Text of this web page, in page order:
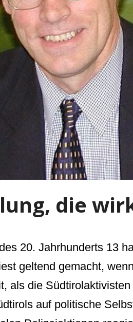
die
20. Jahrhunderts 13
geltend gemacht,
als die
auf politische